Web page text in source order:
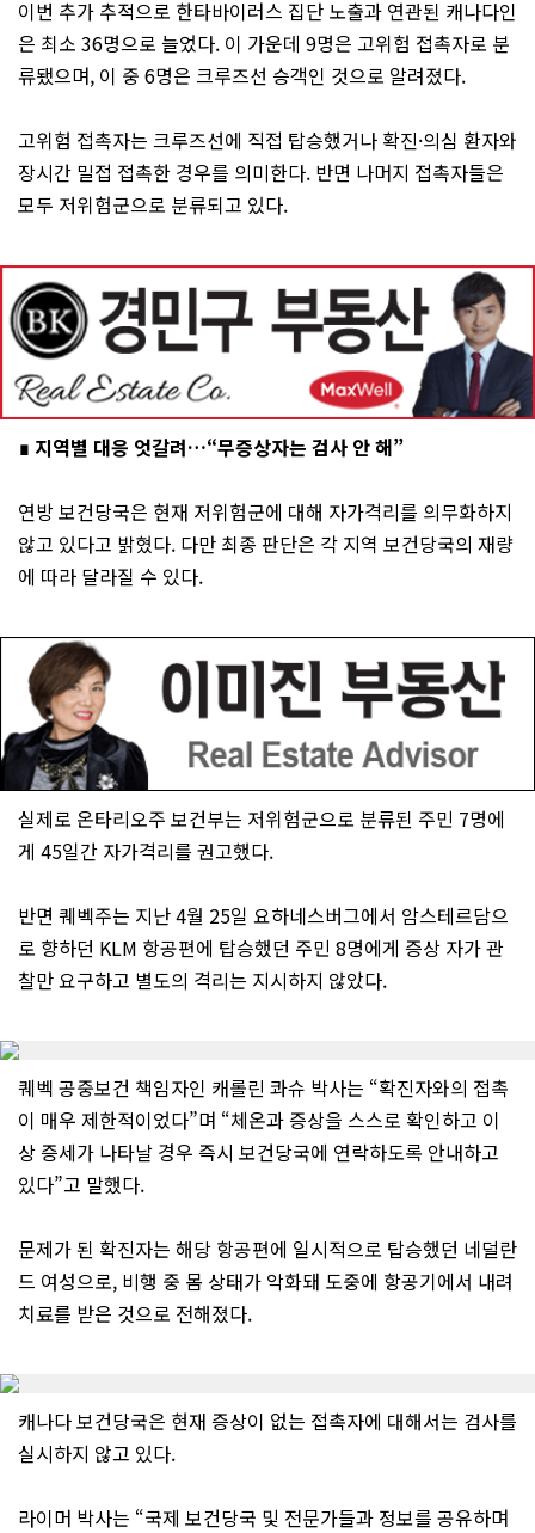
이번 추가 추적으로 한타바이러스 집단 노출과 연관된 캐나다인
은 최소 36명으로 늘었다. 이 가운데 9명은 고위험 접촉자로 분
류됐으며, 이 중 6명은 크루즈선 승객인 것으로 알려졌다.
고위험 접촉자는 크루즈선에 직접 탑승했거나 확진·의심 환자와
장시간 밀접 접촉한 경우를 의미한다. 반면 나머지 접촉자들은
모두 저위험군으로 분류되고 있다.
∎ 지역별 대응 엇갈려…“무증상자는 검사 안 해”
연방 보건당국은 현재 저위험군에 대해 자가격리를 의무화하지
않고 있다고 밝혔다. 다만 최종 판단은 각 지역 보건당국의 재량
에 따라 달라질 수 있다.
실제로 온타리오주 보건부는 저위험군으로 분류된 주민 7명에
게 45일간 자가격리를 권고했다.
반면 퀘벡주는 지난 4월 25일 요하네스버그에서 암스테르담으
로 향하던 KLM 항공편에 탑승했던 주민 8명에게 증상 자가 관
찰만 요구하고 별도의 격리는 지시하지 않았다.
퀘벡 공중보건 책임자인 캐롤린 콰슈 박사는 “확진자와의 접촉
이 매우 제한적이었다”며 “체온과 증상을 스스로 확인하고 이
상 증세가 나타날 경우 즉시 보건당국에 연락하도록 안내하고
있다”고 말했다.
문제가 된 확진자는 해당 항공편에 일시적으로 탑승했던 네덜란
드 여성으로, 비행 중 몸 상태가 악화돼 도중에 항공기에서 내려
치료를 받은 것으로 전해졌다.
캐나다 보건당국은 현재 증상이 없는 접촉자에 대해서는 검사를
실시하지 않고 있다.
라이머 박사는 “국제 보건당국 및 전문가들과 정보를 공유하며